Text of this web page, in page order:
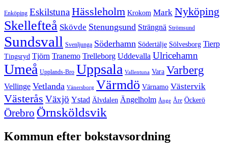
Enköping EskilstunaHässleholm Krokom Mark Nyköping
Skellefteå Skövde Stenungsund Strängnä Strömsund
Sundsvall Svenljunga Söderhamn Södertälje Sölvesborg Tierp
Tingsryd Tjörn Tranemo Trelleborg Uddevalla Ulricehamn
Umeå Upplands-Bro Uppsala Vallentuna Vara Varberg
Vellinge Vetlanda Vänersborg Värmdö Värnamo Västervik
Västerås Växjö Ystad Älvdalen Ängelholm Ånge Åre Öckerö
Örebro Örnsköldsvik
Kommun efter bokstavsordning